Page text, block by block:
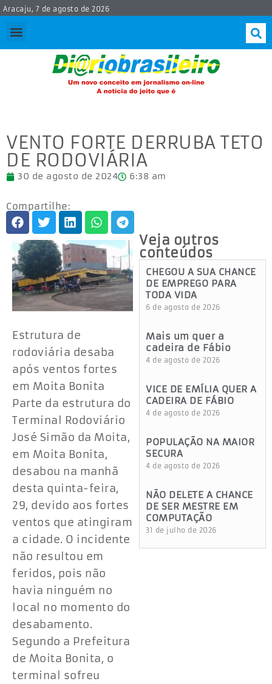
Aracaju, 7 de agosto de 2026
VENTO FORTE DERRUBA TETO
DE RODOVIÁRIA
30 de agosto de 2024 6:38 am
Compartilhe:
Estrutura de
rodoviária desaba
após ventos fortes
em Moita Bonita
Parte da estrutura do
Terminal Rodoviário
José Simão da Moita,
em Moita Bonita,
desabou na manhã
desta quinta-feira,
29, devido aos fortes
ventos que atingiram
a cidade. O incidente
não resultou em
feridos, pois não
havia ninguém no
local no momento do
desabamento.
Segundo a Prefeitura
de Moita Bonita, o
terminal sofreu
Veja outros
conteúdos
CHEGOU A SUA CHANCE
DE EMPREGO PARA
TODA VIDA
6 de agosto de 2026
Mais um quer a
cadeira de Fábio
4 de agosto de 2026
VICE DE EMÍLIA QUER A
CADEIRA DE FÁBIO
4 de agosto de 2026
POPULAÇÃO NA MAIOR
SECURA
4 de agosto de 2026
NÃO DELETE A CHANCE
DE SER MESTRE EM
COMPUTAÇÃO
31 de julho de 2026